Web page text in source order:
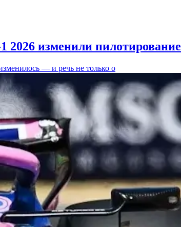
изменили пилотирование
— и речь не только о